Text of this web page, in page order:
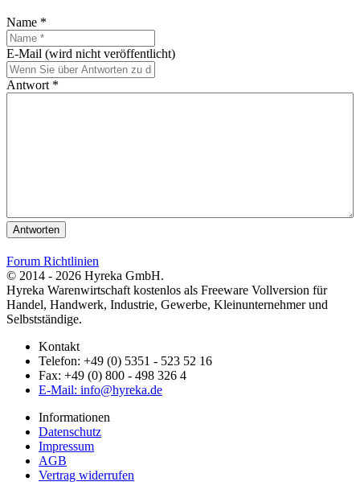
Name *
E-Mail (wird nicht veröffentlicht)
Antwort *
Antworten
Forum Richtlinien
© 2014 - 2026 Hyreka GmbH.
Hyreka Warenwirtschaft kostenlos als Freeware Vollversion für
Handel, Handwerk, Industrie, Gewerbe, Kleinunternehmer und
Selbstständige.
Kontakt
Telefon: +49 (0) 5351 - 523 52 16
Fax: +49 (0) 800 - 498 326 4
E-Mail: info@hyreka.de
Informationen
Datenschutz
Impressum
AGB
Vertrag widerrufen